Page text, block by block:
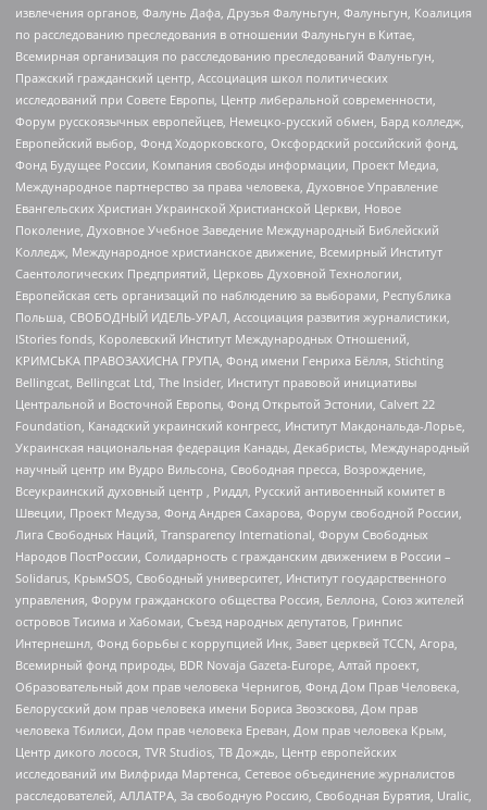
извлечения органов, Фалунь Дафа, Друзья Фалуньгун, Фалуньгун, Коалиция
по расследованию преследования в отношении Фалуньгун в Китае,
Всемирная организация по расследованию преследований Фалуньгун,
Пражский гражданский центр, Ассоциация школ политических
исследований при Совете Европы, Центр либеральной современности,
Форум русскоязычных европейцев, Немецко-русский обмен, Бард колледж,
Европейский выбор, Фонд Ходорковского, Оксфордский российский фонд,
Фонд Будущее России, Компания свободы информации, Проект Медиа,
Международное партнерство за права человека, Духовное Управление
Евангельских Христиан Украинской Христианской Церкви, Новое
Поколение, Духовное Учебное Заведение Международный Библейский
Колледж, Международное христианское движение, Всемирный Институт
Саентологических Предприятий, Церковь Духовной Технологии,
Европейская сеть организаций по наблюдению за выборами, Республика
Польша, СВОБОДНЫЙ ИДЕЛЬ-УРАЛ, Ассоциация развития журналистики,
IStories fonds, Королевский Институт Международных Отношений,
КРИМСЬКА ПРАВОЗАХИСНА ГРУПА, Фонд имени Генриха Бёлля, Stichting
Bellingcat, Bellingcat Ltd, The Insider, Институт правовой инициативы
Центральной и Восточной Европы, Фонд Открытой Эстонии, Calvert 22
Foundation, Канадский украинский конгресс, Институт Макдональда-Лорье,
Украинская национальная федерация Канады, Декабристы, Международный
научный центр им Вудро Вильсона, Свободная пресса, Возрождение,
Всеукраинский духовный центр , Риддл, Русский антивоенный комитет в
Швеции, Проект Медуза, Фонд Андрея Сахарова, Форум свободной России,
Лига Свободных Наций, Transparеncy International, Форум Свободных
Народов ПостРоссии, Солидарность с гражданским движением в России –
Solidarus, КрымSOS, Свободный университет, Институт государственного
управления, Форум гражданского общества Россия, Беллона, Союз жителей
островов Тисима и Хабомаи, Съезд народных депутатов, Гринпис
Интернешнл, Фонд борьбы с коррупцией Инк, Завет церквей TCCN, Агора,
Всемирный фонд природы, BDR Novaja Gazeta-Europe, Алтай проект,
Образовательный дом прав человека Чернигов, Фонд Дом Прав Человека,
Белорусский дом прав человека имени Бориса Звозскова, Дом прав
человека Тбилиси, Дом прав человека Ереван, Дом прав человека Крым,
Центр дикого лосося, TVR Studios, ТВ Дождь, Центр европейских
исследований им Вилфрида Мартенса, Сетевое объединение журналистов
расследователей, АЛЛАТРА, За свободную Россию, Свободная Бурятия, Uralic,